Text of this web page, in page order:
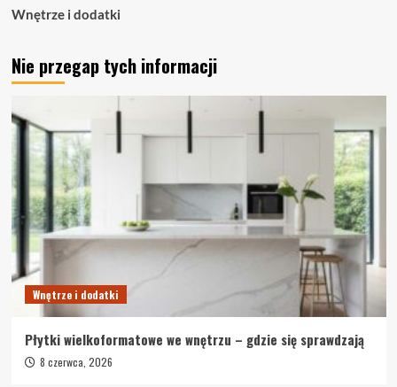
Wnętrze i dodatki
Nie przegap tych informacji
Wnętrze i dodatki
Płytki wielkoformatowe we wnętrzu – gdzie się sprawdzają
8 czerwca, 2026